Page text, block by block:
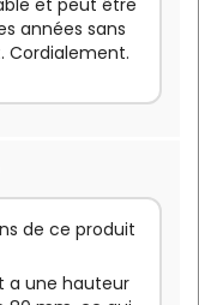
et peut être
années sans
Cordialement.
de ce produit
a une hauteur